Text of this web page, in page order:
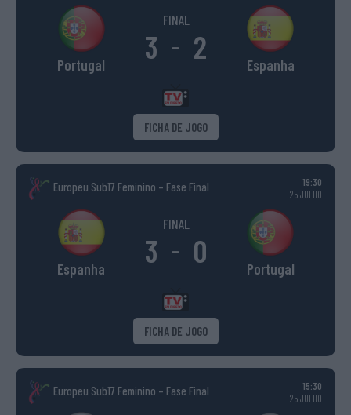
Portugal
FINAL
3 - 2 Espanha
FICHA DE JOGO
Europeu Sub17 Feminino – Fase Final
19:30
25 JULHO
Espanha
FINAL
3 - 0 Portugal
FICHA DE JOGO
Europeu Sub17 Feminino – Fase Final
15:30
25 JULHO